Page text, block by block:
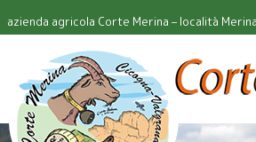
azienda agricola Corte Merina – località